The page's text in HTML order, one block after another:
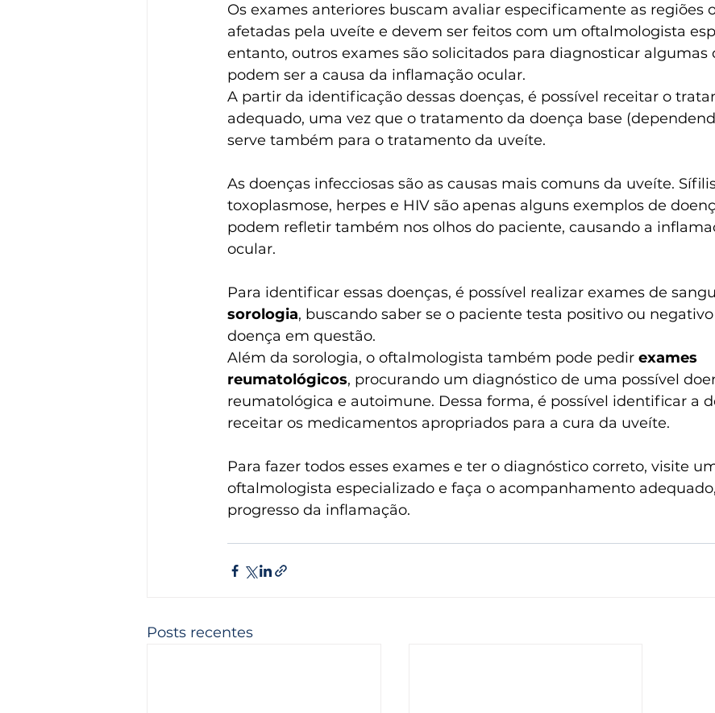
Os exames anteriores buscam avaliar especificamente as regiões
afetadas pela uveíte e devem ser feitos com um oftalmologista
entanto, outros exames são solicitados para diagnosticar algumas
podem ser a causa da inflamação ocular.
A partir da identificação dessas doenças, é possível receitar o
adequado, uma vez que o tratamento da doença base
serve também para o tratamento da uveíte.
As doenças infecciosas são as causas mais comuns da uveíte.
toxoplasmose, herpes e HIV são apenas alguns exemplos de
podem refletir também nos olhos do paciente, causando a
ocular.
Para identificar essas doenças, é possível realizar exames de
sorologia, buscando saber se o paciente testa positivo ou
doença em questão.
Além da sorologia, o oftalmologista também pode pedir exames
reumatológicos, procurando um diagnóstico de uma possível
reumatológica e autoimune. Dessa forma, é possível identificar a
receitar os medicamentos apropriados para a cura da uveíte.
Para fazer todos esses exames e ter o diagnóstico correto, visite
oftalmologista especializado e faça o acompanhamento
progresso da inflamação.
Posts recentes